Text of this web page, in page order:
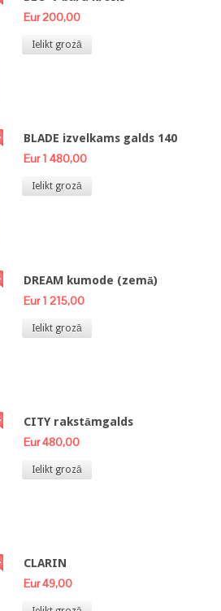
Eur 200,00
Ielikt grozā
BLADE izvelkams galds 140
Eur 1 480,00
Ielikt grozā
DREAM kumode (zemā)
Eur 1 215,00
Ielikt grozā
CITY rakstāmgalds
Eur 480,00
Ielikt grozā
CLARIN
Eur 49,00